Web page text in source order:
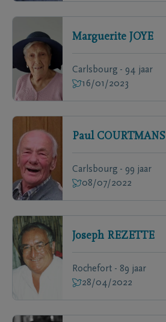
Marguerite JOYE
Carlsbourg - 94 jaar
16/01/2023
Paul COURTMANS
Carlsbourg - 99 jaar
08/07/2022
Joseph REZETTE
Rochefort - 89 jaar
28/04/2022